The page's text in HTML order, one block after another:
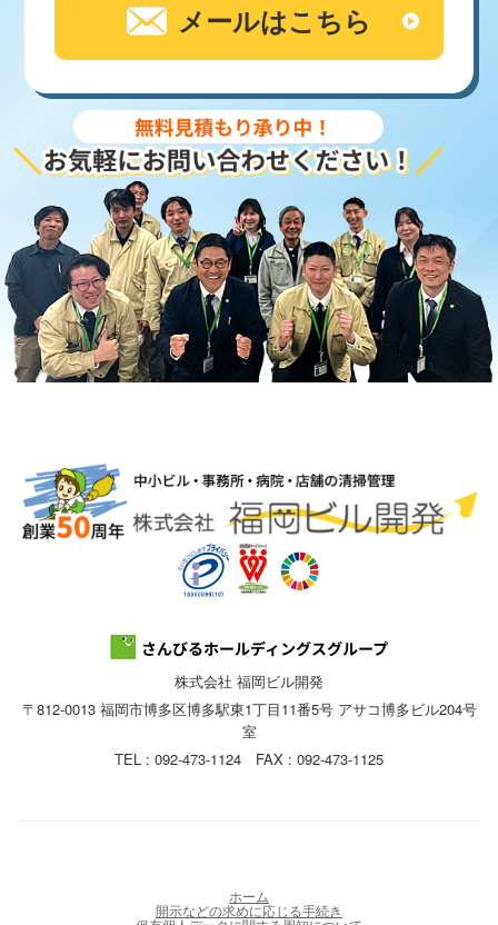
メールはこちら
株式会社 福岡ビル開発
〒812-0013 福岡市博多区博多駅東1丁目11番5号 アサコ博多ビル204号
室
TEL : 092-473-1124 FAX : 092-473-1125
ホーム
開示などの求めに応じる手続き